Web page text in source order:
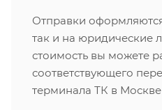
Отправки
так и на юридические
стоимость вы можете
соответствующего
терминала ТК в Москве